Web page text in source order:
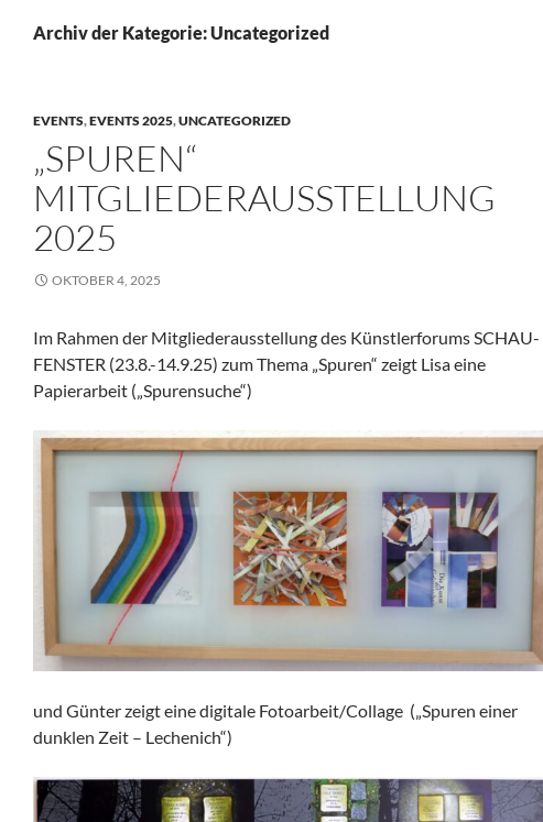
Archiv der Kategorie: Uncategorized
EVENTS,EVENTS 2025,UNCATEGORIZED
„SPUREN“
MITGLIEDERAUSSTELLUNG
2025
OKTOBER 4, 2025
Im Rahmen der Mitgliederausstellung des Künstlerforums SCHAU-
FENSTER (23.8.-14.9.25) zum Thema „Spuren“ zeigt Lisa eine
Papierarbeit („Spurensuche“)
und Günter zeigt eine digitale Fotoarbeit/Collage („Spuren einer
dunklen Zeit – Lechenich“)